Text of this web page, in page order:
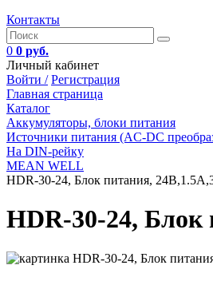
Контакты
0 0 руб.
Личный кабинет
Войти / Регистрация
Главная страница
Каталог
Аккумуляторы, блоки питания
Источники питания (AC-DC
На DIN-рейку
MEAN WELL
HDR-30-24, Блок питания,
HDR-30-24, Блок